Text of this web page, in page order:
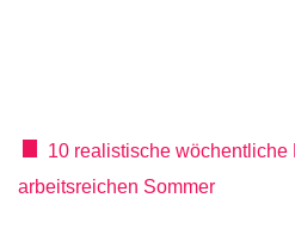
10 realistische
arbeitsreichen Sommer